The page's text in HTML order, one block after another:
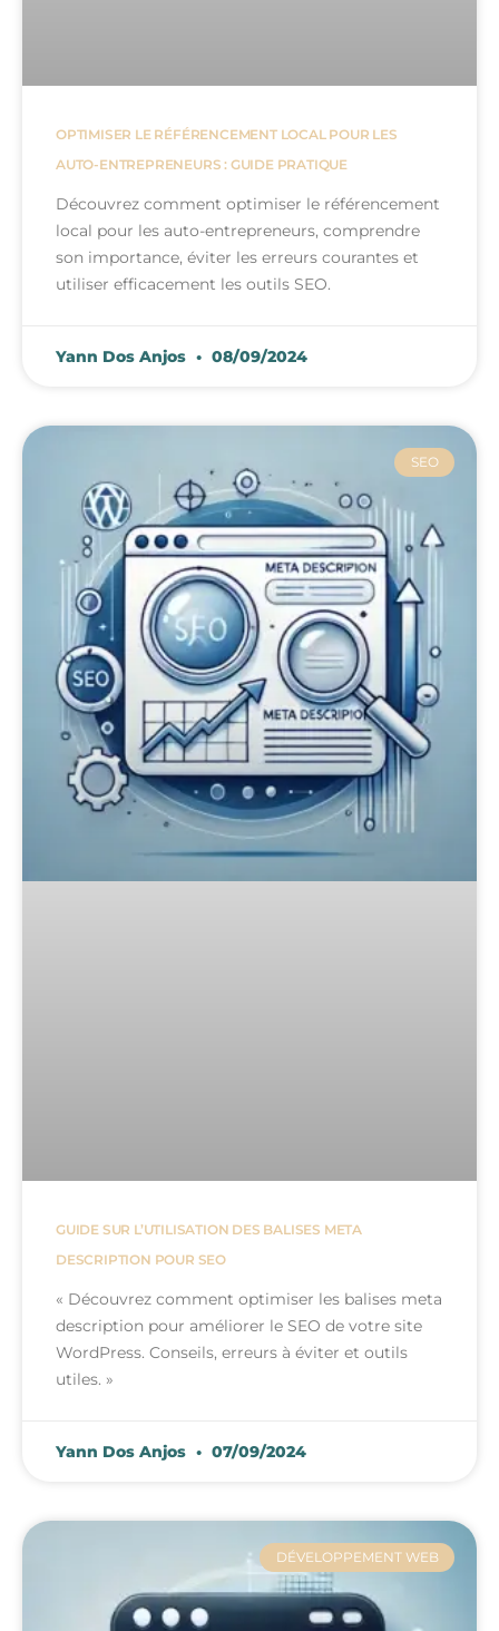
OPTIMISER LE RÉFÉRENCEMENT LOCAL POUR LES
AUTO-ENTREPRENEURS : GUIDE PRATIQUE
Découvrez comment optimiser le référencement
local pour les auto-entrepreneurs, comprendre
son importance, éviter les erreurs courantes et
utiliser efficacement les outils SEO.
Yann Dos Anjos 08/09/2024
SEO
GUIDE SUR L’UTILISATION DES BALISES META
DESCRIPTION POUR SEO
« Découvrez comment optimiser les balises meta
description pour améliorer le SEO de votre site
WordPress. Conseils, erreurs à éviter et outils
utiles. »
Yann Dos Anjos 07/09/2024
DÉVELOPPEMENT WEB